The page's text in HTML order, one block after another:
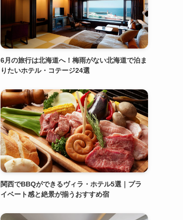
6月の旅行は北海道へ！梅雨がない北海道で泊ま
りたいホテル・コテージ24選
関西でBBQができるヴィラ・ホテル5選｜プラ
イベート感と絶景が揃うおすすめ宿